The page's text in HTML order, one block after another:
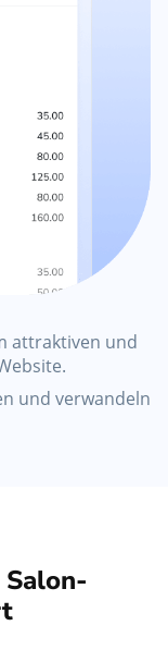
attraktiven und
und verwandeln